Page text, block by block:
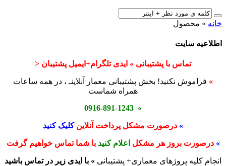
خانه » محصول
اطلاعیه سایت
تماس با پشتیبانی » ایدی تلگرام+ایمیل پشتیبان <
» فراموش نکنید! بخش پشتیبانی معمار آنلاینـ ، در همه ساعات
همراه شماست
» 0916-891-1243
» درصورت مشکل پرداخت آنلاینکلیک کنید
» درصورت بروز هر مشکل اعلام کنید با شما تماس خواهیم گرفت
انجام کلیه پروژهای معماری+ پشتیبانی » با ایدی زیر در تماس باشید